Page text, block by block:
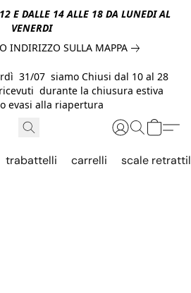
E DALLE 14 ALLE 18 DA LUNEDI AL
VENERDI
INDIRIZZO SULLA MAPPA
31/07 siamo Chiusi dal 10 al 28
durante la chiusura estiva
evasi alla riapertura
trabattelli carrelli scale